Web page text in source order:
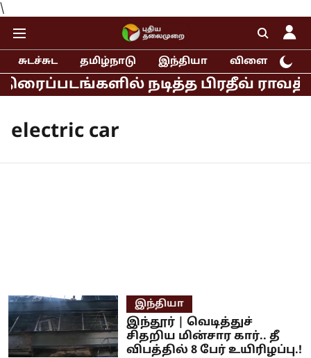
\
சுடச்சுட தமிழ்நாடு இந்தியா விளையாட்டு
நடித்த பிரதீவ் ராவத்
electric car
இந்தியா
இந்தூர் | வெடித்துச்
சிதறிய மின்சார கார்.. தீ
விபத்தில் 8 பேர் உயிரிழப்பு.!